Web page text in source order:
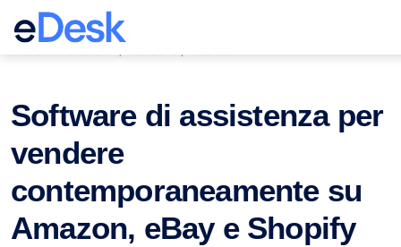
eCommerce Support Central
Software di assistenza per
vendere
contemporaneamente su
Amazon, eBay e Shopify